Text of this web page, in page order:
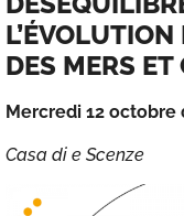
DES MERS ET
Mercredi 12 octobre
Casa di e Scenze